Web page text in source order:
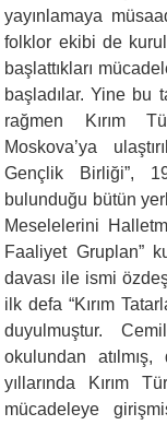
yayınlamaya
folklor ekibi de
başlattıkları
başladılar. Yine bu
rağmen Kırım
Moskova’ya
Gençlik Birliği”,
bulunduğu bütün
Meselelerini
Faaliyet Gruplan”
davası ile ismi
ilk defa “Kırım
duyulmuştur.
okulundan
yıllarında Kırım
mücadeleye